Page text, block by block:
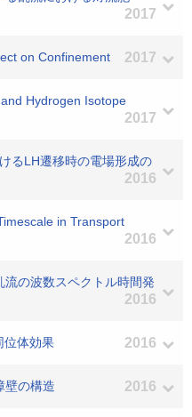
2017
on Confinement 2017
Hydrogen Isotope
2017
るLH遷移時の電場形成の
2016
in Transport
2016
の波数スペクトル時間発
2016
位体効果 2016
壁の構造 2016